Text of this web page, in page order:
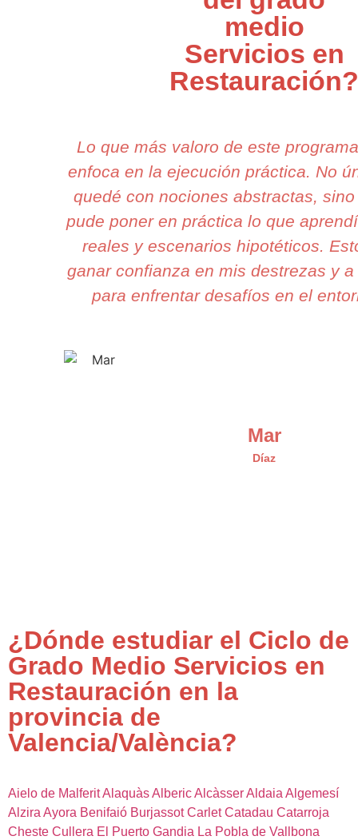
medio
Servicios en
Restauración?
Lo que más valoro de este
enfoca en la ejecución práctica. No
quedé con nociones abstractas,
pude poner en práctica lo que
reales y escenarios hipotéticos.
ganar confianza en mis destrezas y
para enfrentar desafíos en el
Mar
Díaz
¿Dónde estudiar el Ciclo de
Grado Medio Servicios en
Restauración en la
provincia de
Valencia/València?
Aielo de MalferitAlaquàsAlbericAlcàsserAldaiaAlgemesí
AlziraAyora Benifaió Burjassot Carlet Catadau Catarroja
Cheste Cullera El Puerto Gandia La Pobla de Vallbona